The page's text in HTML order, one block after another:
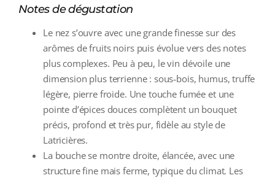
Notes de dégustation
Le nez s’ouvre avec une grande finesse sur des
arômes de fruits noirs puis évolue vers des notes
plus complexes. Peu à peu, le vin dévoile une
dimension plus terrienne : sous‑bois, humus, truffe
légère, pierre froide. Une touche fumée et une
pointe d’épices douces complètent un bouquet
précis, profond et très pur, fidèle au style de
Latricières.
La bouche se montre droite, élancée, avec une
structure fine mais ferme, typique du climat. Les